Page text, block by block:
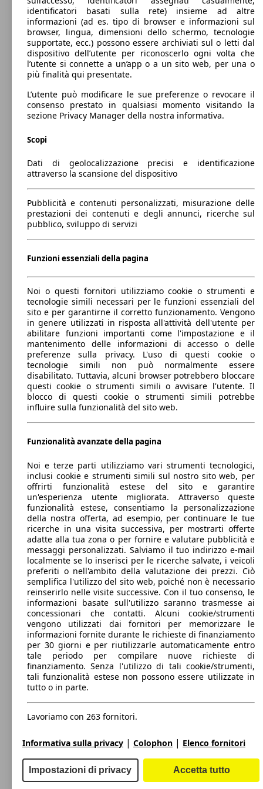
Swift 1.2h Easy Top 2wd auto
61 KW
Swift 1.2h Easy Top 4wd allgrip
61 KW
(83 PS)
Swift 1.2h Top 2wd
Swift 1.2h Top 2wd cvt
61 KW
(83 PS)
Ø
l/
Swift 1.2h Top 4wd allgrip
Swift 1.4h Sport 2wd
95 KW
(129 PS)
Ø
l/
Berlina
Benzina
Model Version
Leistung
Swift 1.0 boosterjet Cool 2wd
(111 PS)
l/
Swift 1.0 boosterjet Cool 2wd my19
(111 PS)
l/
Swift 1.0 boosterjet S 2wd auto
82 KW
(111 PS)
Ø
l/
Swift 1.0 boosterjet S 2wd auto my19
82 KW
(111 PS)
Ø
l/
Swift 1.2 dualjet Cool 2wd
66 KW
(90 PS)
Ø
l/
Swift 1.2 dualjet Cool 2wd my19
66 KW
(90 PS)
Ø
l/
66 KW
(90 PS)
l/
2013 - 2017 Suzuki Swift 2013 Benzina
Dimensioni (L/l/A):
da 3850 x 1700 x 1510 mm
Potenza:
66 - 100 KW (90 - 136 PS)
Porte:
3 - 5
Sedili:
5
Bagagliaio:
Capacità di traino:
0 - 1000 kg
Berlina
Benzina
Model Version
Leistung
Swift 3p 1.2 vvt B-Easy
69 KW
(94 PS)
Ø
l/
(94 PS)
l/
69 KW
Ø
Dimensioni (L/l/A):
da 3850 x 1700 x 1510 mm
55 KW (75 PS)
Porte:
3 - 5
Sedili:
5
Bagagliaio:
211 - 528 Litri
Capacità di traino:
0 - 900 kg
Mostra versioni
identificatori basati sulla rete) insieme ad altre
informazioni (ad es. tipo di browser e informazioni sul
browser, lingua, dimensioni dello schermo, tecnologie
supportate, ecc.) possono essere archiviati sul o letti dal
dispositivo dell’utente per riconoscerlo ogni volta che
l’utente si connette a un’app o a un sito web, per una o
più finalità qui presentate.
L’utente può modificare le sue preferenze o revocare il
consenso prestato in qualsiasi momento visitando la
sezione Privacy Manager della nostra informativa.
Scopi
Dati di geolocalizzazione precisi e identificazione
attraverso la scansione del dispositivo
Pubblicità e contenuti personalizzati, misurazione delle
prestazioni dei contenuti e degli annunci, ricerche sul
pubblico, sviluppo di servizi
Funzioni essenziali della pagina
Noi o questi fornitori utilizziamo cookie o strumenti e
tecnologie simili necessari per le funzioni essenziali del
sito e per garantirne il corretto funzionamento. Vengono
in genere utilizzati in risposta all'attività dell'utente per
abilitare funzioni importanti come l'impostazione e il
mantenimento delle informazioni di accesso o delle
preferenze sulla privacy. L'uso di questi cookie o
tecnologie simili non può normalmente essere
disabilitato. Tuttavia, alcuni browser potrebbero bloccare
questi cookie o strumenti simili o avvisare l'utente. Il
blocco di questi cookie o strumenti simili potrebbe
influire sulla funzionalità del sito web.
Funzionalità avanzate della pagina
Noi e terze parti utilizziamo vari strumenti tecnologici,
inclusi cookie e strumenti simili sul nostro sito web, per
offrirti funzionalità estese del sito e garantire
un'esperienza utente migliorata. Attraverso queste
funzionalità estese, consentiamo la personalizzazione
della nostra offerta, ad esempio, per continuare le tue
ricerche in una visita successiva, per mostrarti offerte
adatte alla tua zona o per fornire e valutare pubblicità e
messaggi personalizzati. Salviamo il tuo indirizzo e-mail
localmente se lo inserisci per le ricerche salvate, i veicoli
preferiti o nell'ambito della valutazione dei prezzi. Ciò
semplifica l'utilizzo del sito web, poiché non è necessario
reinserirlo nelle visite successive. Con il tuo consenso, le
informazioni basate sull'utilizzo saranno trasmesse ai
concessionari che contatti. Alcuni cookie/strumenti
vengono utilizzati dai fornitori per memorizzare le
informazioni fornite durante le richieste di finanziamento
per 30 giorni e per riutilizzarle automaticamente entro
tale periodo per compilare nuove richieste di
finanziamento. Senza l'utilizzo di tali cookie/strumenti,
tali funzionalità estese non possono essere utilizzate in
tutto o in parte.
Lavoriamo con 263 fornitori.
Informativa sulla privacy | Colophon | Elenco fornitori
Impostazioni di privacy Accetta tutto